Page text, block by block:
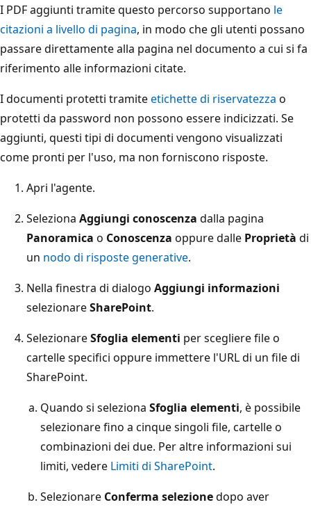
I PDF aggiunti tramite questo percorso supportano le
citazioni a livello di pagina, in modo che gli utenti possano
passare direttamente alla pagina nel documento a cui si fa
riferimento alle informazioni citate.
I documenti protetti tramiteetichette di riservatezza o
protetti da password non possono essere indicizzati. Se
aggiunti, questi tipi di documenti vengono visualizzati
come pronti per l'uso, ma non forniscono risposte.
Apri l'agente.
Seleziona Aggiungi conoscenza dalla pagina
Panoramica o Conoscenza oppure dalle Proprietà di
un nodo di risposte generative.
Nella finestra di dialogo Aggiungi informazioni
selezionareSharePoint.
SelezionareSfoglia elementi per scegliere file o
cartelle specifici oppure immettere l'URL di un file di
SharePoint.
Quando si seleziona Sfoglia elementi, è possibile
selezionare fino a cinque singoli file, cartelle o
combinazioni dei due. Per altre informazioni sui
limiti, vedere Limiti di SharePoint.
Selezionare Conferma selezionedopo aver